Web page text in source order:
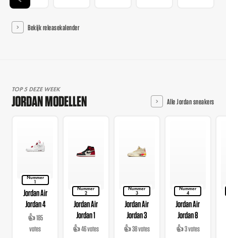
Bekijk releasekalender
TOP 5 DEZE WEEK
JORDAN MODELLEN Alle Jordan sneakers
Nummer
1
Jordan Air
Jordan 4
👍 185
votes
Nummer
2
Jordan Air
Jordan 1
👍 46 votes
Nummer
3
Jordan Air
Jordan 3
👍 38 votes
Nummer
4
Jordan Air
Jordan 8
👍 3 votes